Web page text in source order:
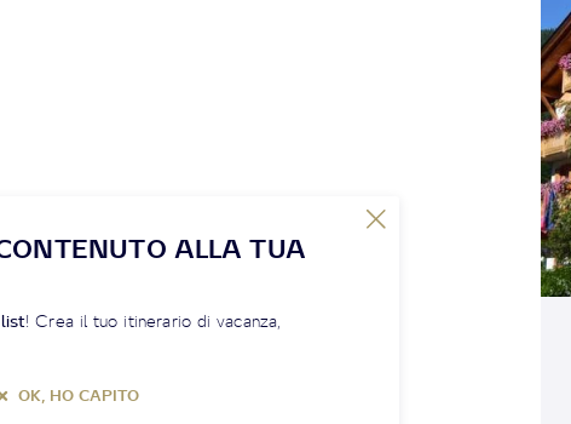
ALLA TUA
! Crea il tuo itinerario di vacanza,
OK, HO CAPITO